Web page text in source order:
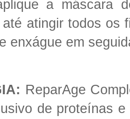
a máscara
atingir todos os
enxágue em
ReparAge
de proteínas